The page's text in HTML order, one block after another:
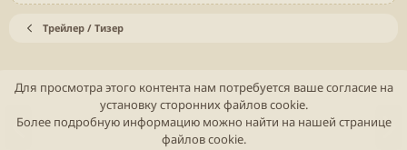
Трейлер / Тизер
Для просмотра этого контента нам потребуется ваше согласие на
установку сторонних файлов cookie.
Более подробную информацию можно найти на нашей странице
файлов cookie.